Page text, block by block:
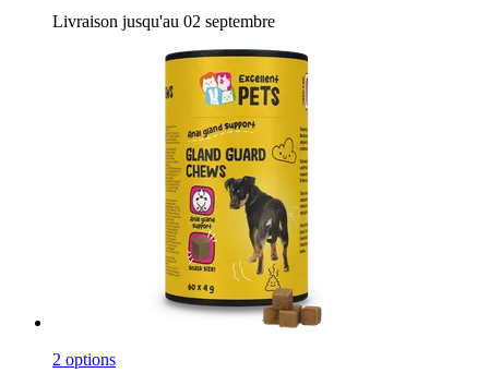
Livraison jusqu'au 02 septembre
2 options